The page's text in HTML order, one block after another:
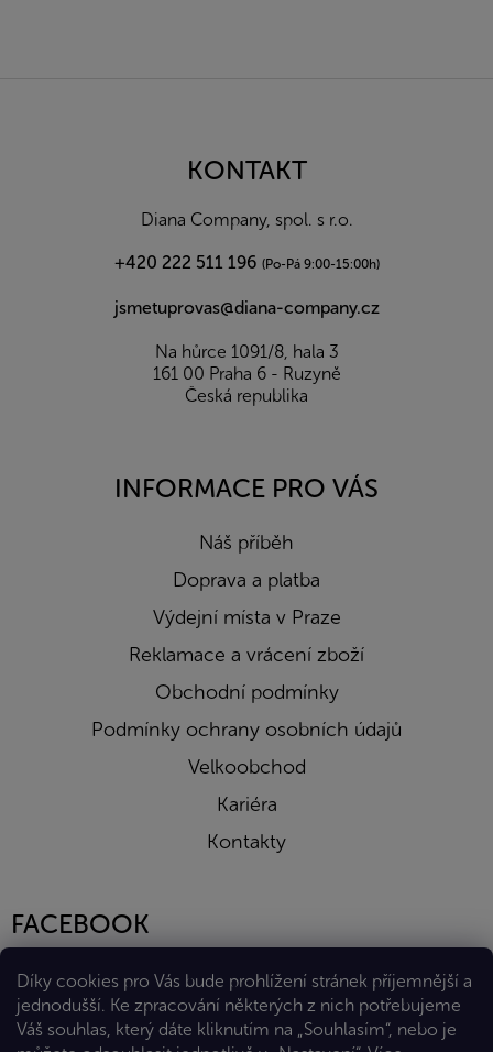
Díky cookies pro Vás bude prohlížení stránek příjemnější a
jednodušší. Ke zpracování některých z nich potřebujeme
Váš souhlas, který dáte kliknutím na „Souhlasím“, nebo je
KONTAKT
Diana Company, spol. s r.o.
+420 222 511 196 (Po-Pá 9:00-15:00h)
jsmetuprovas@diana-company.cz
Na hůrce 1091/8, hala 3
161 00 Praha 6 - Ruzyně
Česká republika
INFORMACE PRO VÁS
Náš příběh
Doprava a platba
Výdejní místa v Praze
Reklamace a vrácení zboží
Obchodní podmínky
Podmínky ochrany osobních údajů
Velkoobchod
Kariéra
Kontakty
FACEBOOK